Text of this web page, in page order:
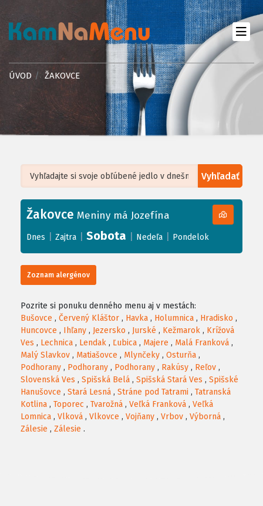
ÚVOD ŽAKOVCE
Vyhľadať
+
−
Leaflet| ©OpenStreetMap, Tiles courtesy ofHumanitarian OpenStreetMap
Žakovce Meniny má Jozefína
Dnes Zajtra Sobota Nedeľa Pondelok
Zoznam alergénov
Pozrite si ponuku denného menu aj v mestách:
Bušovce , Červený Kláštor , Havka , Holumnica , Hradisko ,
Huncovce , Ihľany , Jezersko , Jurské , Kežmarok , Krížová
Ves , Lechnica , Lendak , Ľubica , Majere , Malá Franková ,
Malý Slavkov , Matiašovce , Mlynčeky , Osturňa ,
Podhorany , Podhorany , Podhorany , Rakúsy , Reľov ,
Slovenská Ves , Spišská Belá , Spišská Stará Ves , Spišské
Hanušovce , Stará Lesná , Stráne pod Tatrami , Tatranská
Kotlina , Toporec , Tvarožná , Veľká Franková , Veľká
Lomnica , Vlková , Vlkovce , Vojňany , Vrbov , Výborná ,
Zálesie , Zálesie .